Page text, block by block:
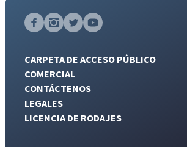
CARPETA DE ACCESO PÚBLICO
COMERCIAL
CONTÁCTENOS
LEGALES
LICENCIA DE RODAJES